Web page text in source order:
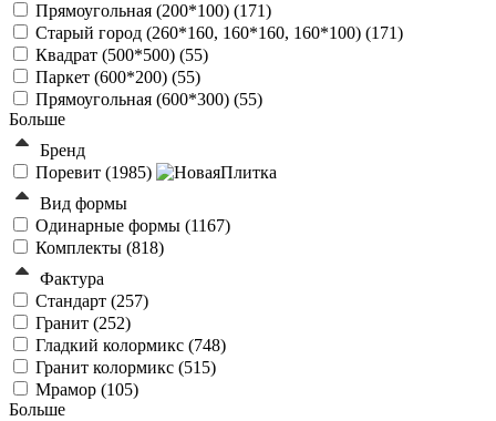
Прямоугольная (200*100) (171)
Старый город (260*160, 160*160, 160*100) (171)
Квадрат (500*500) (55)
Паркет (600*200) (55)
Прямоугольная (600*300) (55)
Больше
Бренд
Поревит (1985)
Вид формы
Одинарные формы (1167)
Комплекты (818)
Фактура
Стандарт (257)
Гранит (252)
Гладкий колормикс (748)
Гранит колормикс (515)
Мрамор (105)
Больше